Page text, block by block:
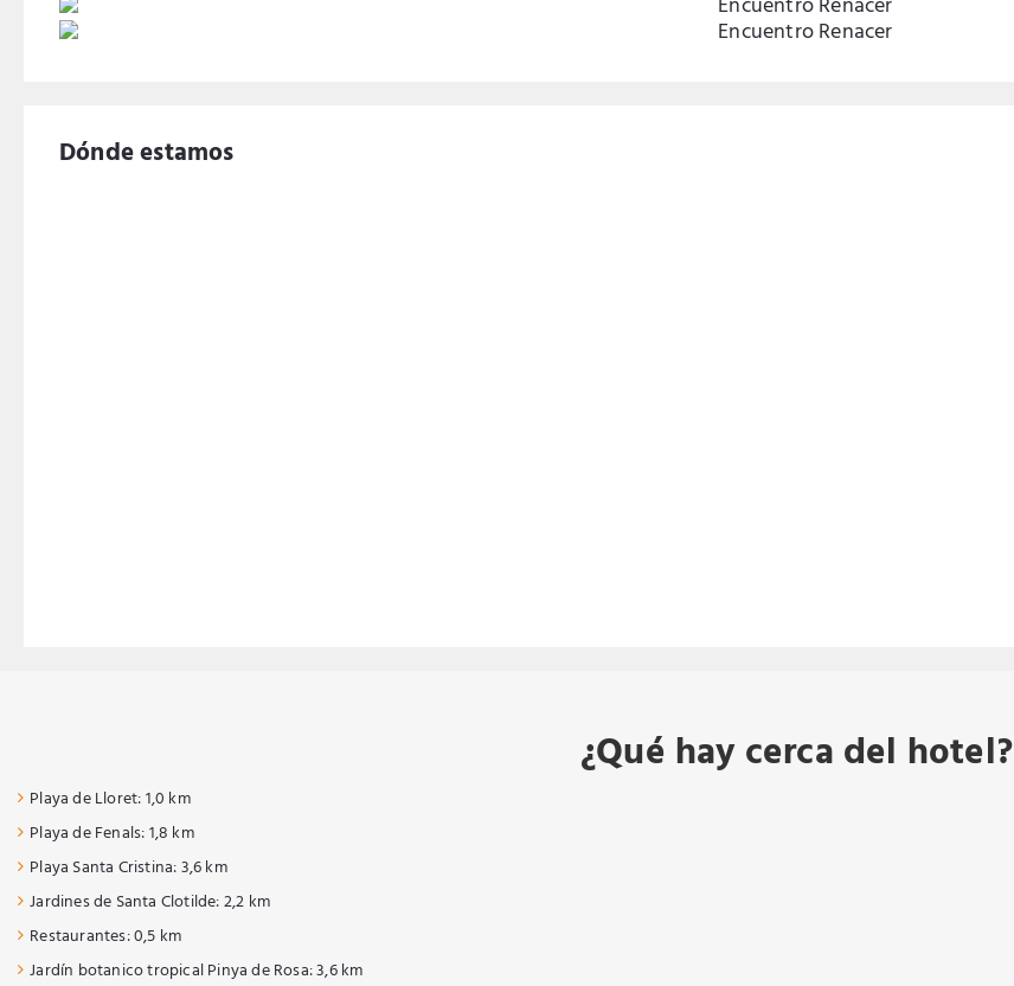
Dónde estamos
¿Qué hay cerca del hotel?
Playa de Lloret: 1,0 km
Playa de Fenals: 1,8 km
Playa Santa Cristina: 3,6 km
Jardines de Santa Clotilde: 2,2 km
Restaurantes: 0,5 km
Jardín botanico tropical Pinya de Rosa: 3,6 km